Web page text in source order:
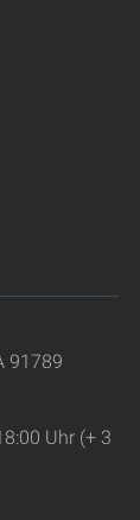
91789
Uhr (+ 3